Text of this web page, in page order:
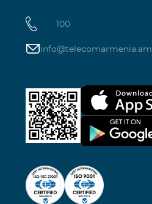
100
info@telecomarmenia.am